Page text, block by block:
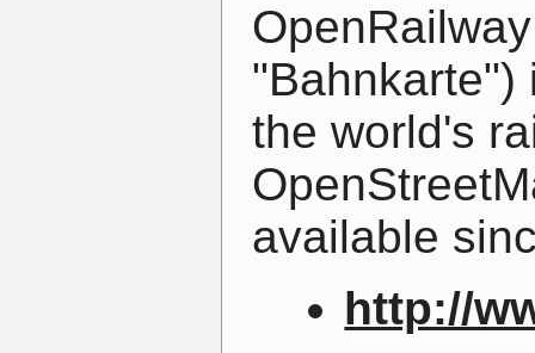
"Bahnkarte")
the world's
available
http://